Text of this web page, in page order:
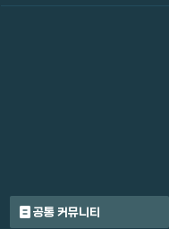
공통 커뮤니티